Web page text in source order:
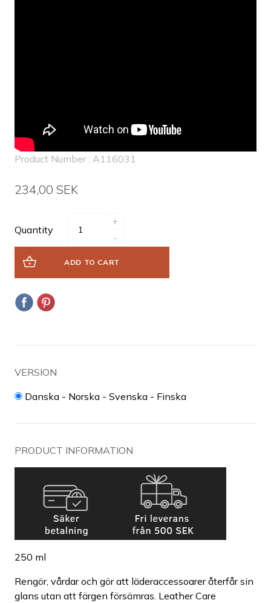
Product Number : A116031
234,00 SEK
Quantity
+
-
ADD TO CART
VERSION
Danska - Norska - Svenska - Finska
PRODUCT INFORMATION
250 ml
Rengör, vårdar och gör att läderaccessoarer återfår sin
glans utan att färgen försämras. Leather Care